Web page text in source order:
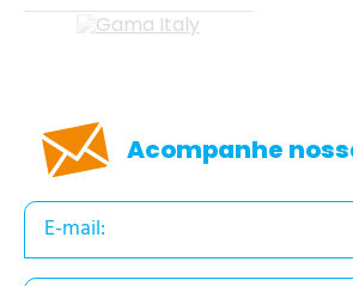
Acompanhe